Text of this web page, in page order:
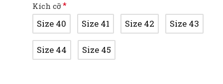
Kích cỡ
Size 40 Size 41 Size 42 Size 43
Size 44 Size 45